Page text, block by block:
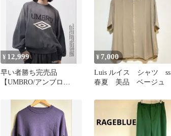
¥ 12,999
早い者勝ち完売品
【UMBRO/アンブロ
ーネック
¥ 7,000
Luis ルイス シャツ ss
春夏 美品 ベージュ